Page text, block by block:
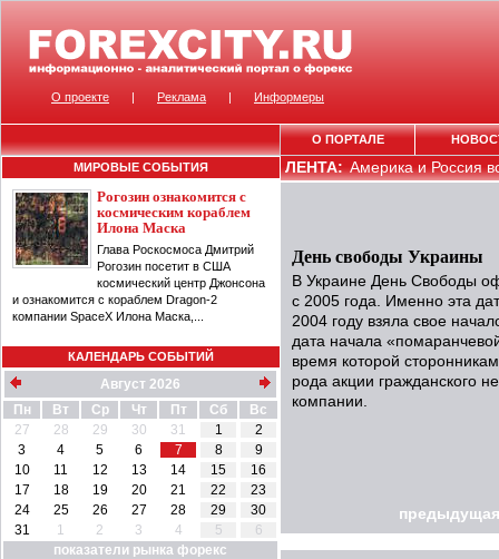
МИРОВЫЕ СОБЫТИЯ
Рогозин ознакомится с
космическим кораблем
Илона Маска
Глава Роскосмоса Дмитрий
Рогозин посетит в США
космический центр Джонсона
и ознакомится с кораблем Dragon-2
компании SpaceX Илона Маска,...
КАЛЕНДАРЬ СОБЫТИЙ
Август 2026
Пн
Вт Ср Чт Пт Сб
Вс
27
28 29 30 31 1
2
3
4 5 6 7 8
9
10
11 12 13 14 15
16
17
18 19 20 21 22
23
24
25 26 27 28 29
30
31
1 2 3 4 5
6
показатели рынка форекс
ЛЕНТА:Америка и Россия
День свободы Украины
В Украине День Свободы
с 2005 года. Именно эта
2004 году взяла свое
дата начала
время которой
рода акции гражданского
компании.
предыдущая
О проекте | Реклама | Информеры
О ПОРТАЛЕ